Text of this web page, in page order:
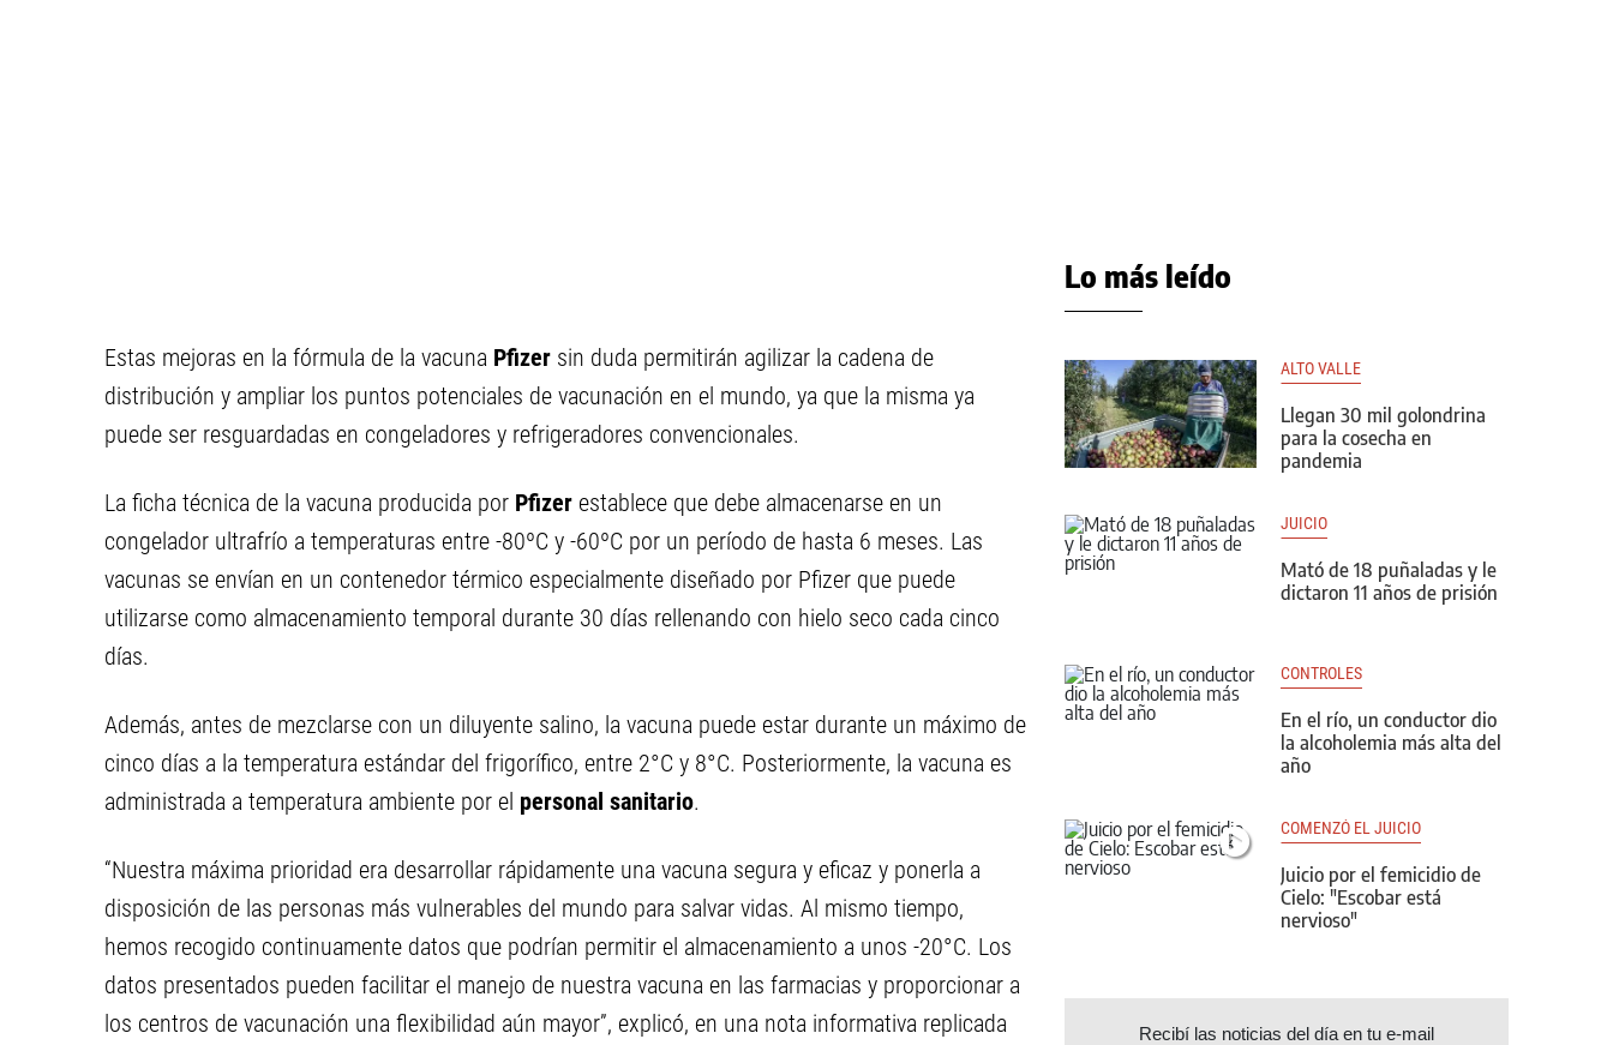
Estas mejoras en la fórmula de la vacuna Pfizer sin duda permitirán agilizar la cadena de
distribución y ampliar los puntos potenciales de vacunación en el mundo, ya que la misma ya
puede ser resguardadas en congeladores y refrigeradores convencionales.
La ficha técnica de la vacuna producida por Pfizer establece que debe almacenarse en un
congelador ultrafrío a temperaturas entre -80ºC y -60ºC por un período de hasta 6 meses. Las
vacunas se envían en un contenedor térmico especialmente diseñado por Pfizer que puede
utilizarse como almacenamiento temporal durante 30 días rellenando con hielo seco cada cinco
días.
Además, antes de mezclarse con un diluyente salino, la vacuna puede estar durante un máximo de
cinco días a la temperatura estándar del frigorífico, entre 2°C y 8°C. Posteriormente, la vacuna es
administrada a temperatura ambiente por el personal sanitario.
“Nuestra máxima prioridad era desarrollar rápidamente una vacuna segura y eficaz y ponerla a
disposición de las personas más vulnerables del mundo para salvar vidas. Al mismo tiempo,
hemos recogido continuamente datos que podrían permitir el almacenamiento a unos -20°C. Los
datos presentados pueden facilitar el manejo de nuestra vacuna en las farmacias y proporcionar a
los centros de vacunación una flexibilidad aún mayor”, explicó, en una nota informativa replicada
Lo más leído
ALTO VALLE
Llegan 30 mil golondrina
para la cosecha en
pandemia
JUICIO
Mató de 18 puñaladas y le
dictaron 11 años de prisión
CONTROLES
En el río, un conductor dio
la alcoholemia más alta del
año
COMENZÓ EL JUICIO
Juicio por el femicidio de
Cielo: "Escobar está
nervioso"
Recibí las noticias del día en tu e-mail